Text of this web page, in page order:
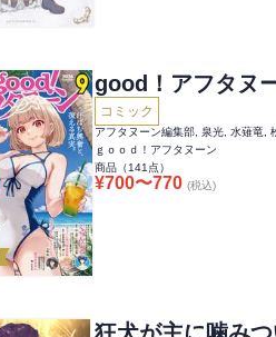
good！アフタヌ
コミック
ｇｏｏｄ！アフタヌーン
商品（141 点）
¥700〜770 (税込)